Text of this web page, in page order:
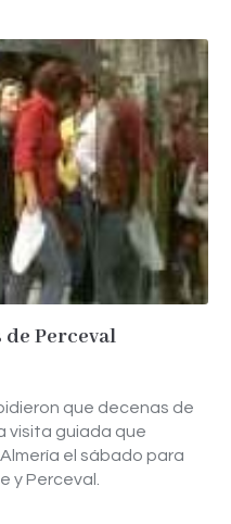
Perceval
que decenas de
visita guiada que
el sábado para
y Perceval.